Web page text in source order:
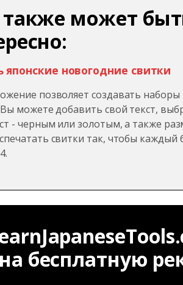
может
японские новогодние свитки
позволяет создавать наборы
можете добавить свой текст,
- черным или золотым, а также
свитки так, чтобы каждый
бесплатную